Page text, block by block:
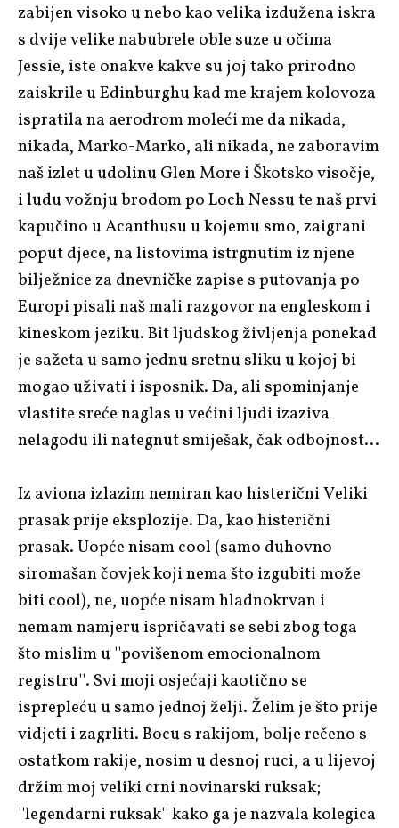
zabijen visoko u nebo kao velika izdužena iskra
s dvije velike nabubrele oble suze u očima
Jessie, iste onakve kakve su joj tako prirodno
zaiskrile u Edinburghu kad me krajem kolovoza
ispratila na aerodrom moleći me da nikada,
nikada, Marko-Marko, ali nikada, ne zaboravim
naš izlet u udolinu Glen More i Škotsko visočje,
i ludu vožnju brodom po Loch Nessu te naš prvi
kapučino u Acanthusu u kojemu smo, zaigrani
poput djece, na listovima istrgnutim iz njene
bilježnice za dnevničke zapise s putovanja po
Europi pisali naš mali razgovor na engleskom i
kineskom jeziku. Bit ljudskog življenja ponekad
je sažeta u samo jednu sretnu sliku u kojoj bi
mogao uživati i isposnik. Da, ali spominjanje
vlastite sreće naglas u većini ljudi izaziva
nelagodu ili nategnut smiješak, čak odbojnost…
Iz aviona izlazim nemiran kao histerični Veliki
prasak prije eksplozije. Da, kao histerični
prasak. Uopće nisamcool (samo duhovno
siromašan čovjek koji nema što izgubiti može
biticool), ne, uopće nisam hladnokrvan i
nemam namjeru ispričavati se sebi zbog toga
što mislim u ''povišenom emocionalnom
registru''. Svi moji osjećaji kaotično se
isprepleću u samo jednoj želji. Želim je što prije
vidjeti i zagrliti. Bocu s rakijom, bolje rečeno s
ostatkom rakije, nosim u desnoj ruci, a u lijevoj
držim moj veliki crni novinarski ruksak;
''legendarni ruksak'' kako ga je nazvala kolegica